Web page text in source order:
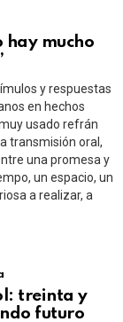
hay mucho
y respuestas
en hechos
usado refrán
transmisión oral,
una promesa y
un espacio, un
a realizar, a
treinta y
futuro